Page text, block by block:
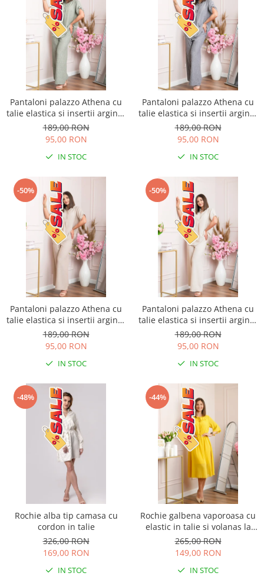
Pantaloni palazzo Athena cu
talie elastica si insertii argintii
- Kaki
189,00 RON
95,00 RON
IN STOC
Pantaloni palazzo Athena cu
talie elastica si insertii argintii
- Gri
189,00 RON
95,00 RON
IN STOC
-50%
Pantaloni palazzo Athena cu
talie elastica si insertii argintii
- Bej
189,00 RON
95,00 RON
IN STOC
-50%
Pantaloni palazzo Athena cu
talie elastica si insertii argintii
- Ecru
189,00 RON
95,00 RON
IN STOC
-48%
Rochie alba tip camasa cu
cordon in talie
326,00 RON
169,00 RON
IN STOC
-44%
Rochie galbena vaporoasa cu
elastic in talie si volanas la
decolteu Allegra
265,00 RON
149,00 RON
IN STOC